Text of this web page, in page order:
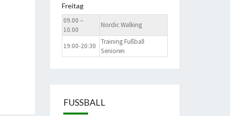
Freitag
09.00 –
10.00
Nordic Walking
19:00-20:30
Training Fußball
Senioren
FUSSBALL